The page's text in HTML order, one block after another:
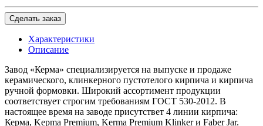
Сделать заказ
Характеристики
Описание
Завод «Керма» специализируется на выпуске и продаже
керамического, клинкерного пустотелого кирпича и кирпича
ручной формовки. Широкий ассортимент продукции
соответствует строгим требованиям ГОСТ 530-2012. В
настоящее время на заводе присутствет 4 линии кирпича:
Керма, Kepma Premium, Kerma Premium Klinker и Faber Jar.